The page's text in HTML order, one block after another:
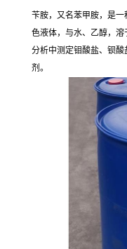
苄胺，又名苯甲胺，是
色液体，与水、乙醇，
分析中测定钼酸盐、钡
剂。